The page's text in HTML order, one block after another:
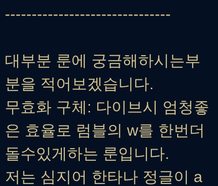
-------------------------------
대부분 룬에 궁금해하시는부
분을 적어보겠습니다.
무효화 구체: 다이브시 엄청좋
은 효율로 럼블의 w를 한번더
돌수있게하는 룬입니다.
저는 심지어 한타나 정글이 a